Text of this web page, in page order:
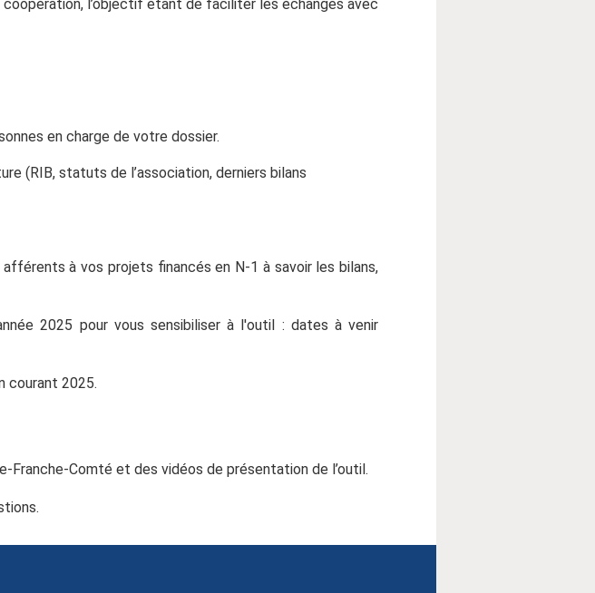
l’objectif étant de faciliter les échanges avec
en charge de votre dossier.
(RIB, statuts de l’association, derniers bilans
à vos projets financés en N-1 à savoir les bilans,
2025 pour vous sensibiliser à l'outil : dates à venir
courant 2025.
Franche-Comté et des vidéos de présentation de l’outil.